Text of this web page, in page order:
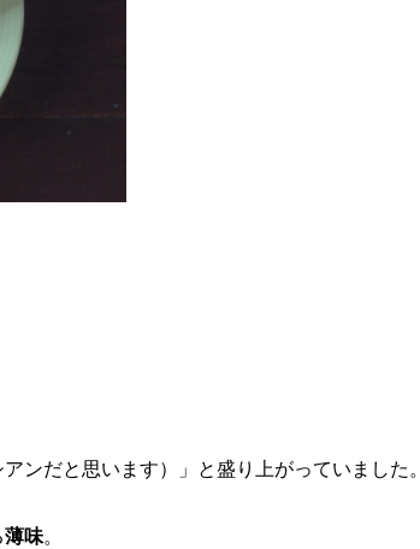
ンだと思います）」と盛り上がっていました。
薄味。